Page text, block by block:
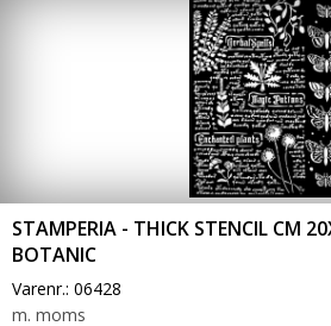
STAMPERIA - THICK STENCIL CM
BOTANIC
Varenr.: 06428
m. moms